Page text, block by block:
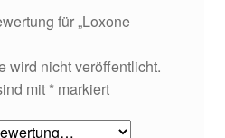
für „Loxone
wird nicht veröffentlicht.
mit *markiert